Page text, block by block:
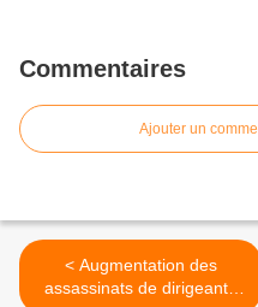
Commentaires
Ajouter un
< Augmentation des
assassinats de dirigeants